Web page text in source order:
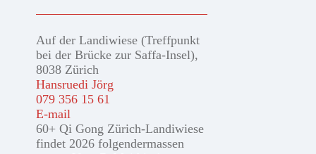
Auf der Landiwiese (Treffpunkt
bei der Brücke zur Saffa-Insel),
8038 Zürich
Hansruedi Jörg
079 356 15 61
E-mail
60+ Qi Gong Zürich-Landiwiese
findet 2026 folgendermassen